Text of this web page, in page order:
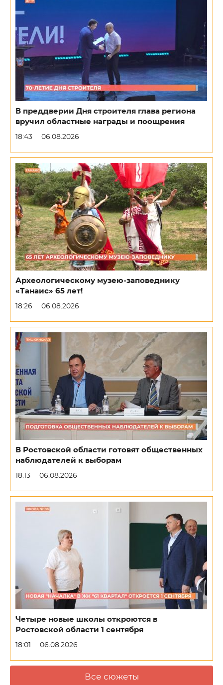
В преддверии Дня строителя глава региона
вручил областные награды и поощрения
18:43 06.08.2026
Археологическому музею-заповеднику
«Танаис» 65 лет!
18:26 06.08.2026
В Ростовской области готовят общественных
наблюдателей к выборам
18:13 06.08.2026
Четыре новые школы откроются в
Ростовской области 1 сентября
18:01 06.08.2026
Все сюжеты